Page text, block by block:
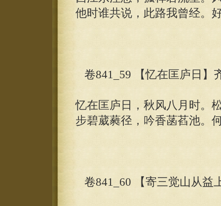
他时谁共说，此路我曾经。
卷841_59 【忆在匡庐日】
忆在匡庐日，秋风八月时。
步碧葳蕤径，吟香菡萏池。
卷841_60 【寄三觉山从益